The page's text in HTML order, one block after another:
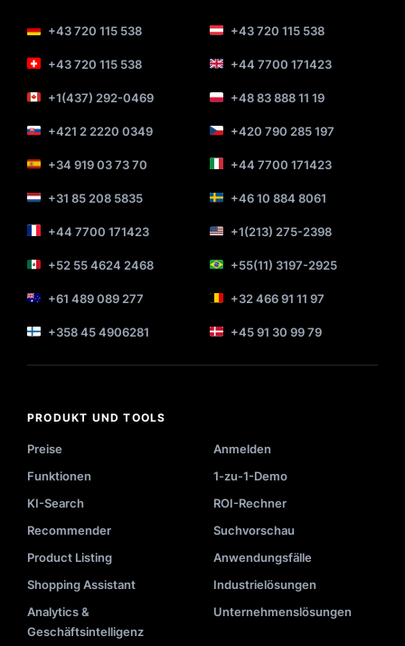
+43 720 115 538 +43 720 115 538
+43 720 115 538 +44 7700 171423
+1(437) 292-0469 +48 83 888 11 19
+421 2 2220 0349 +420 790 285 197
+34 919 03 73 70 +44 7700 171423
+31 85 208 5835 +46 10 884 8061
+44 7700 171423 +1(213) 275-2398
+52 55 4624 2468 +55(11) 3197-2925
+61 489 089 277 +32 466 91 11 97
+358 45 4906281 +45 91 30 99 79
PRODUKT UND TOOLS
Preise
Anmelden
Funktionen
1-zu-1-Demo
KI-Search
ROI-Rechner
Recommender
Suchvorschau
Product Listing
Anwendungsfälle
Shopping Assistant
Industrielösungen
Analytics &
Geschäftsintelligenz
Unternehmenslösungen